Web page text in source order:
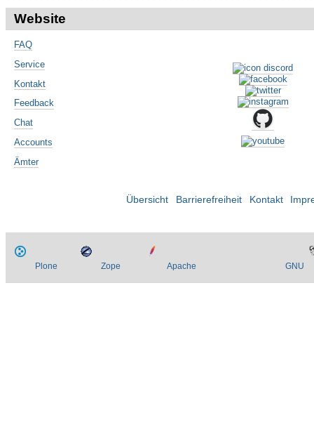
Website
FAQ
Service
Kontakt
Feedback
Chat
Accounts
Ämter
Übersicht Barrierefreiheit Kontakt
Plone Zope Apache GNU